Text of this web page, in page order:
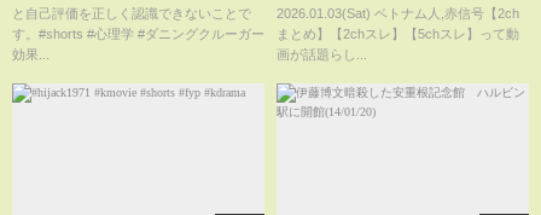
と自己評価を正しく認識できないことで
す。#shorts #心理学 #ダニングクルーガー
効果...
2026.01.03(Sat) ベトナム人,赤信号【2ch
まとめ】【2chスレ】【5chスレ】って動
画が話題らし...